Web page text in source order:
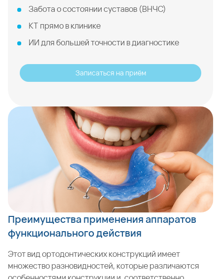
Забота о состоянии суставов (ВНЧС)
КТ прямо в клинике
ИИ для большей точности в диагностике
Записаться на приём
Преимущества применения аппаратов
функционального действия
Этот вид ортодонтических конструкций имеет
множество разновидностей, которые различаются